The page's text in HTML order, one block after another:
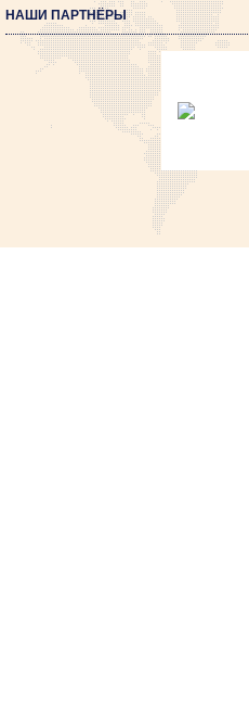
НАШИ ПАРТНЁРЫ